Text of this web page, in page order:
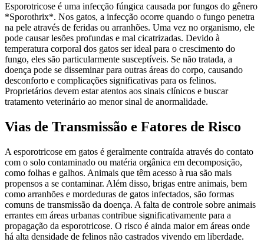
Esporotricose é uma infecção fúngica causada por fungos do gênero
*Sporothrix*. Nos gatos, a infecção ocorre quando o fungo penetra
na pele através de feridas ou arranhões. Uma vez no organismo, ele
pode causar lesões profundas e mal cicatrizadas. Devido à
temperatura corporal dos gatos ser ideal para o crescimento do
fungo, eles são particularmente susceptíveis. Se não tratada, a
doença pode se disseminar para outras áreas do corpo, causando
desconforto e complicações significativas para os felinos.
Proprietários devem estar atentos aos sinais clínicos e buscar
tratamento veterinário ao menor sinal de anormalidade.
Vias de Transmissão e Fatores de Risco
A esporotricose em gatos é geralmente contraída através do contato
com o solo contaminado ou matéria orgânica em decomposição,
como folhas e galhos. Animais que têm acesso à rua são mais
propensos a se contaminar. Além disso, brigas entre animais, bem
como arranhões e mordeduras de gatos infectados, são formas
comuns de transmissão da doença. A falta de controle sobre animais
errantes em áreas urbanas contribue significativamente para a
propagação da esporotricose. O risco é ainda maior em áreas onde
há alta densidade de felinos não castrados vivendo em liberdade.